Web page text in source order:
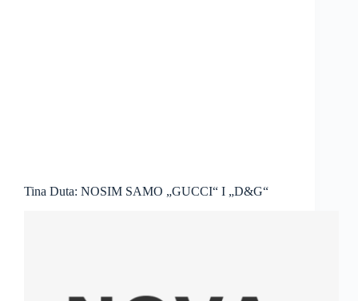
Tina Duta: NOSIM SAMO „GUCCI“ I „D&G“